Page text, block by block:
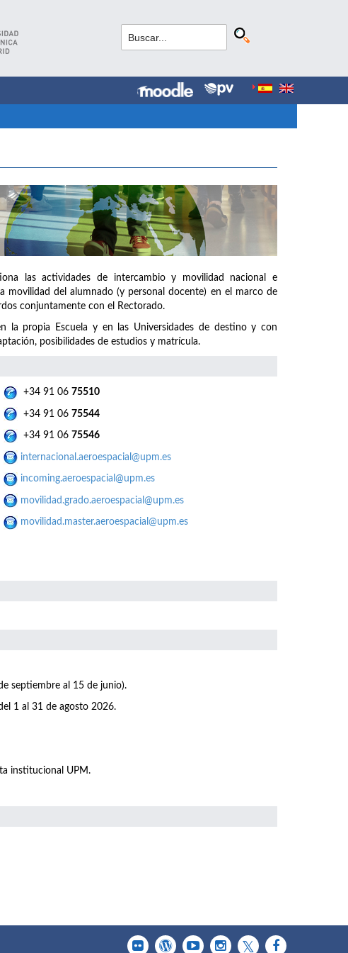
las actividades de intercambio y movilidad nacional e
del alumnado (y personal docente) en el marco de
conjuntamente con el Rectorado.
la propia Escuela y en las Universidades de destino y con
posibilidades de estudios y matrícula.
+34 91 06 75510
+34 91 06 75544
+34 91 06 75546
internacional.aeroespacial@upm.es
incoming.aeroespacial@upm.es
movilidad.grado.aeroespacial@upm.es
movilidad.master.aeroespacial@upm.es
septiembre al 15 de junio).
1 al 31 de agosto 2026.
institucional UPM.